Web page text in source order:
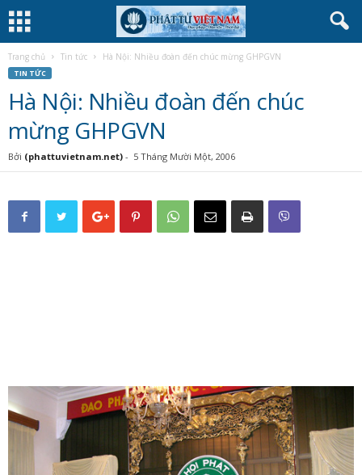
Trang chủ Tin tức Hà Nội: Nhiều đoàn đến chúc mừng GHPGVN
TIN TỨC
Hà Nội: Nhiều đoàn đến chúc
mừng GHPGVN
Bởi (phattuvietnam.net) - 5 Tháng Mười Một, 2006